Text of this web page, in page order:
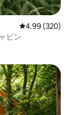
レビュー320
4.99 (320)
ビン